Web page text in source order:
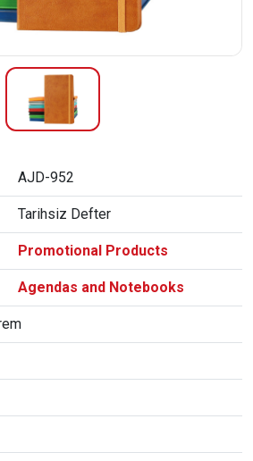
AJD-952
Tarihsiz Defter
Promotional Products
Agendas and Notebooks